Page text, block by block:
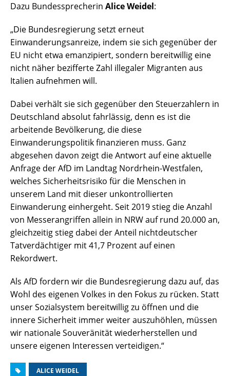
Dazu Bundessprecherin Alice Weidel:
„Die Bundesregierung setzt erneut
Einwanderungsanreize, indem sie sich gegenüber der
EU nicht etwa emanzipiert, sondern bereitwillig eine
nicht näher bezifferte Zahl illegaler Migranten aus
Italien aufnehmen will.
Dabei verhält sie sich gegenüber den Steuerzahlern in
Deutschland absolut fahrlässig, denn es ist die
arbeitende Bevölkerung, die diese
Einwanderungspolitik finanzieren muss. Ganz
abgesehen davon zeigt die Antwort auf eine aktuelle
Anfrage der AfD im Landtag Nordrhein-Westfalen,
welches Sicherheitsrisiko für die Menschen in
unserem Land mit dieser unkontrollierten
Einwanderung einhergeht. Seit 2019 stieg die Anzahl
von Messerangriffen allein in NRW auf rund 20.000 an,
gleichzeitig stieg dabei der Anteil nichtdeutscher
Tatverdächtiger mit 41,7 Prozent auf einen
Rekordwert.
Als AfD fordern wir die Bundesregierung dazu auf, das
Wohl des eigenen Volkes in den Fokus zu rücken. Statt
unser Sozialsystem bereitwillig zu öffnen und die
innere Sicherheit immer weiter auszuhöhlen, müssen
wir nationale Souveränität wiederherstellen und
unsere eigenen Interessen verteidigen.“
ALICE WEIDEL